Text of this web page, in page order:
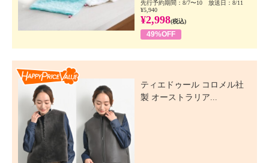
先行予約期間：8/7〜10 放送日：8/11
¥5,940
¥2,998(税込)
49%OFF
ティエドゥール コロメル社
製 オーストラリア...